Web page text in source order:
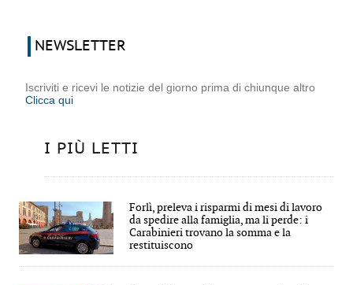
NEWSLETTER
Iscriviti e ricevi le notizie del giorno prima di chiunque altro
Clicca qui
I PIÙ LETTI
Forlì, preleva i risparmi di mesi di lavoro
da spedire alla famiglia, ma li perde: i
Carabinieri trovano la somma e la
restituiscono